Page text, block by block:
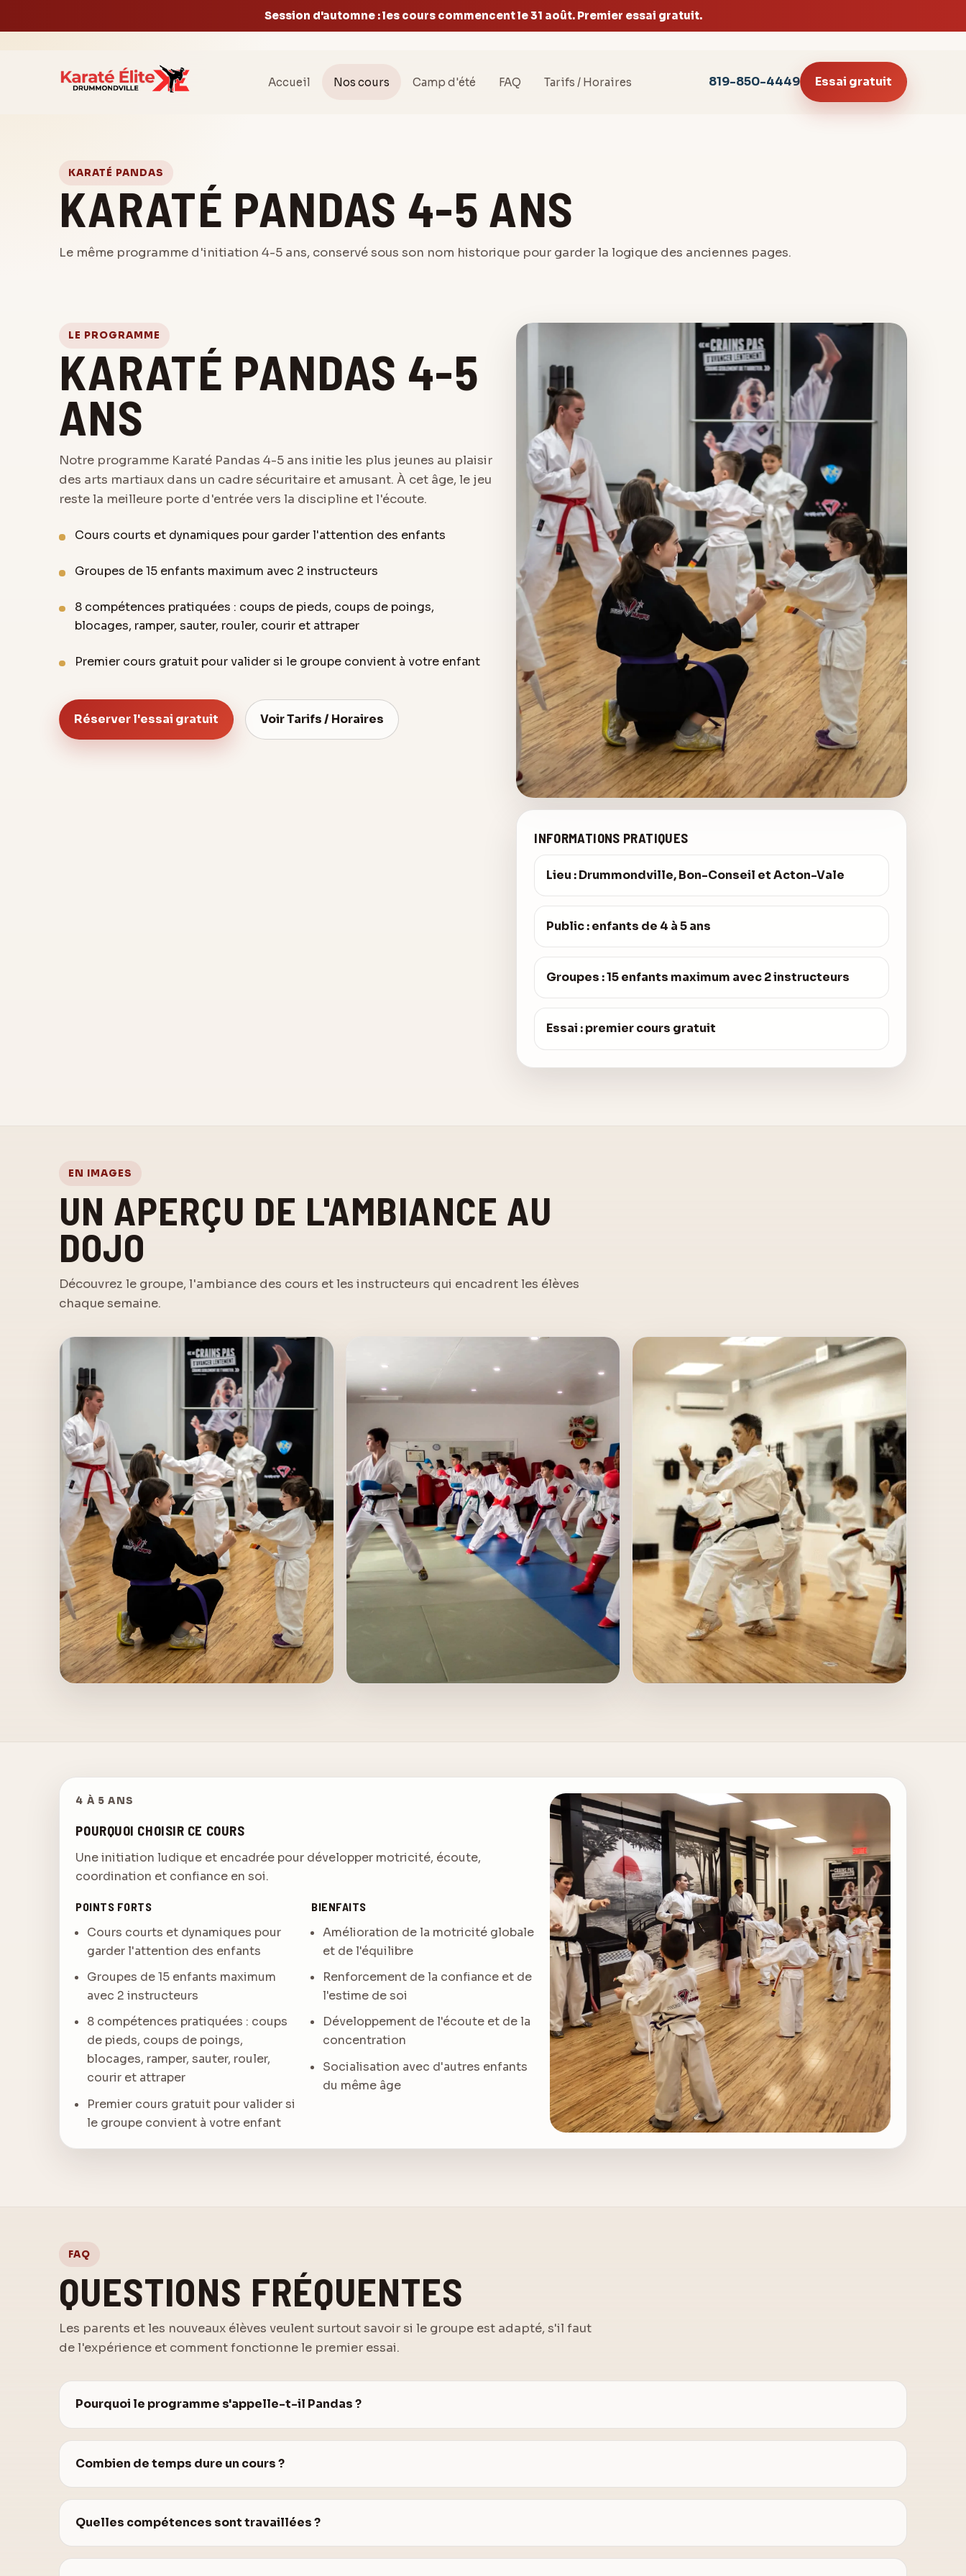
Session d'automne : les cours commencent le 31 août. Premier essai gratuit.
Accueil Nos cours Camp d'été FAQ Tarifs / Horaires 819-850-4449 Essai gratuit
KARATÉ PANDAS
KARATÉ PANDAS 4-5 ANS
Le même programme d'initiation 4-5 ans, conservé sous son nom historique pour garder la logique des anciennes pages.
LE PROGRAMME
KARATÉ PANDAS 4-5
ANS
Notre programme Karaté Pandas 4-5 ans initie les plus jeunes au plaisir
des arts martiaux dans un cadre sécuritaire et amusant. À cet âge, le jeu
reste la meilleure porte d'entrée vers la discipline et l'écoute.
Cours courts et dynamiques pour garder l'attention des enfants
Groupes de 15 enfants maximum avec 2 instructeurs
8 compétences pratiquées : coups de pieds, coups de poings,
blocages, ramper, sauter, rouler, courir et attraper
Premier cours gratuit pour valider si le groupe convient à votre enfant
Réserver l'essai gratuit Voir Tarifs / Horaires
INFORMATIONS PRATIQUES
Lieu : Drummondville, Bon-Conseil et Acton-Vale
Public : enfants de 4 à 5 ans
Groupes : 15 enfants maximum avec 2 instructeurs
Essai : premier cours gratuit
EN IMAGES
UN APERÇU DE L'AMBIANCE AU
DOJO
Découvrez le groupe, l'ambiance des cours et les instructeurs qui encadrent les élèves
chaque semaine.
4 À 5 ANS
POURQUOI CHOISIR CE COURS
Une initiation ludique et encadrée pour développer motricité, écoute,
coordination et confiance en soi.
POINTS FORTS
Cours courts et dynamiques pour
garder l'attention des enfants
Groupes de 15 enfants maximum
avec 2 instructeurs
8 compétences pratiquées : coups
de pieds, coups de poings,
blocages, ramper, sauter, rouler,
courir et attraper
Premier cours gratuit pour valider si
le groupe convient à votre enfant
BIENFAITS
Amélioration de la motricité globale
et de l'équilibre
Renforcement de la confiance et de
l'estime de soi
Développement de l'écoute et de la
concentration
Socialisation avec d'autres enfants
du même âge
FAQ
QUESTIONS FRÉQUENTES
Les parents et les nouveaux élèves veulent surtout savoir si le groupe est adapté, s'il faut
de l'expérience et comment fonctionne le premier essai.
Pourquoi le programme s'appelle-t-il Pandas ?
Combien de temps dure un cours ?
Quelles compétences sont travaillées ?